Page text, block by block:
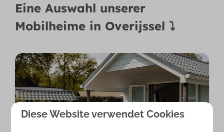
Eine Auswahl unserer
Mobilheime in Overijssel ⤵
Diese Website verwendet Cookies